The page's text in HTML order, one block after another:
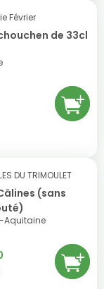
Février
de 33cl
DU TRIMOULET
(sans
Aquitaine